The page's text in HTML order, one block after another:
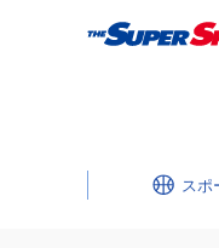
スポ